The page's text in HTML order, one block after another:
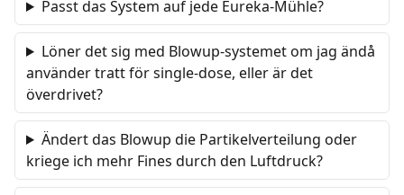
Passt das System auf jede Eureka-Mühle?
Löner det sig med Blowup-systemet om jag ändå
använder tratt för single-dose, eller är det
överdrivet?
Ändert das Blowup die Partikelverteilung oder
kriege ich mehr Fines durch den Luftdruck?